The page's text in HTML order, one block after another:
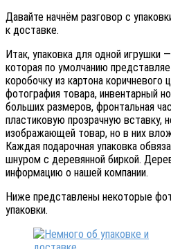
Давайте начнём разговор с
к доставке.
Итак, упаковка для одной игрушки
которая по умолчанию
коробочку из картона
фотография товара, инвентарный
больших размеров, фронтальная
пластиковую прозрачную вставку,
изображающей товар, но в них
Каждая подарочная упаковка
шнуром с деревянной биркой.
информацию о нашей компании.
Ниже представлены некоторые
упаковки.